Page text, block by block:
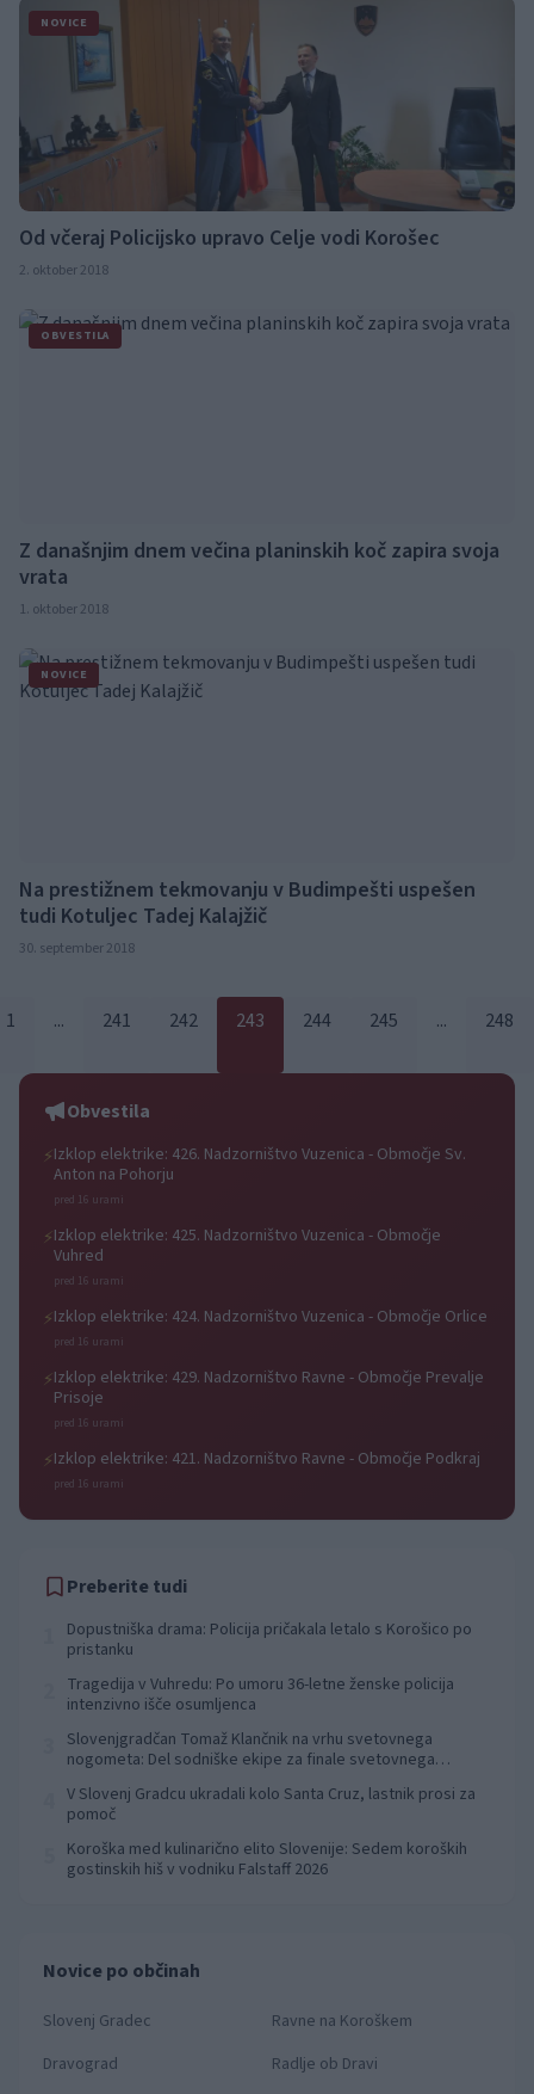
NOVICE
Od včeraj Policijsko upravo Celje vodi Korošec
2. oktober 2018
OBVESTILA
Z današnjim dnem večina planinskih koč zapira svoja
vrata
1. oktober 2018
NOVICE
Na prestižnem tekmovanju v Budimpešti uspešen
tudi Kotuljec Tadej Kalajžič
30. september 2018
1 ... 241 242 243 244 245 ... 248
Obvestila
⚡Izklop elektrike: 426. Nadzorništvo Vuzenica - Območje Sv.
Anton na Pohorju
pred 16 urami
⚡Izklop elektrike: 425. Nadzorništvo Vuzenica - Območje
Vuhred
pred 16 urami
⚡Izklop elektrike: 424. Nadzorništvo Vuzenica - Območje Orlice
pred 16 urami
⚡Izklop elektrike: 429. Nadzorništvo Ravne - Območje Prevalje
Prisoje
pred 16 urami
⚡Izklop elektrike: 421. Nadzorništvo Ravne - Območje Podkraj
pred 16 urami
Preberite tudi
Dopustniška drama: Policija pričakala letalo s Korošico po
pristanku
Tragedija v Vuhredu: Po umoru 36-letne ženske policija
intenzivno išče osumljenca
Slovenjgradčan Tomaž Klančnik na vrhu svetovnega
nogometa: Del sodniške ekipe za finale svetovnega
V Slovenj Gradcu ukradali kolo Santa Cruz, lastnik prosi za
pomoč
Koroška med kulinarično elito Slovenije: Sedem koroških
gostinskih hiš v vodniku Falstaff 2026
Novice po občinah
Slovenj Gradec
Ravne na Koroškem
Dravograd
Radlje ob Dravi